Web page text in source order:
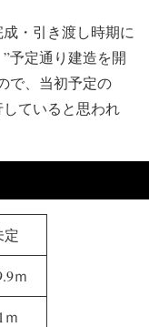
・引き渡し時期に
予定通り建造を開
で、当初予定の
ていると思われ
定
ｍ
ｍ